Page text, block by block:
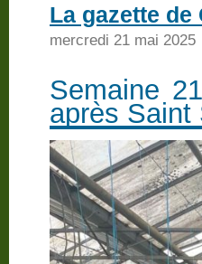
La gazette de
mercredi 21 mai 2025
Semaine
après Saint